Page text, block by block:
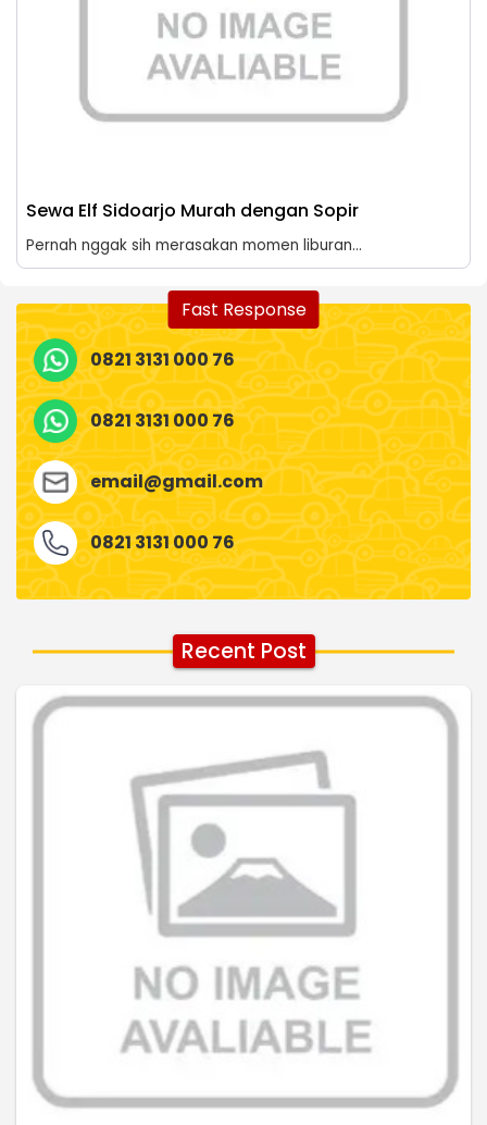
Sewa Elf Sidoarjo Murah dengan Sopir
Pernah nggak sih merasakan momen liburan...
Fast Response
0821 3131 000 76
0821 3131 000 76
email@gmail.com
0821 3131 000 76
Recent Post